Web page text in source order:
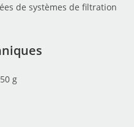
de systèmes de filtration
g